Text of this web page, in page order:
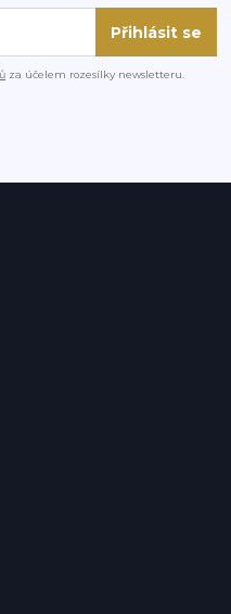
Přihlásit se
za účelem rozesílky newsletteru.